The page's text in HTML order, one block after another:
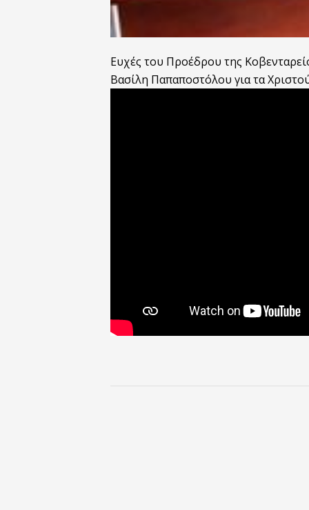
Ευχές του Προέδρου της
Βασίλη Παπαποστόλου για τα